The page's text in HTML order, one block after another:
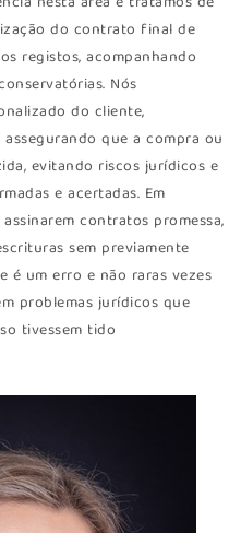
do contrato final de
registos, acompanhando
Nós
do cliente,
que a compra ou
evitando riscos jurídicos e
e acertadas. Em
contratos promessa,
sem previamente
é um erro e não raras vezes
problemas jurídicos que
tivessem tido